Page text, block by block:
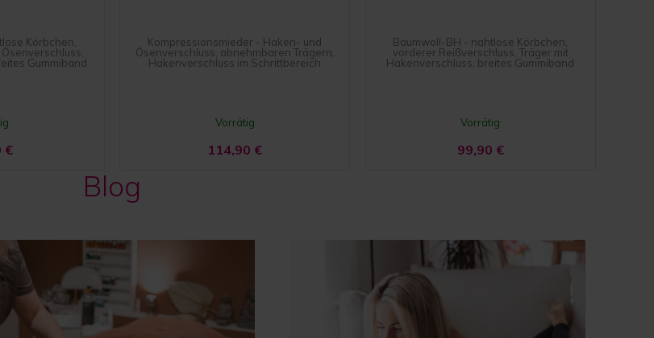
Körbchen,
Gummiband
€
Kompressionsmieder - Haken- und
Ösenverschluss, abnehmbaren Trägern,
Hakenverschluss im Schrittbereich
Vorrätig
114,90 €
Baumwoll-BH - nahtlose Körbchen,
vorderer Reißverschluss, Träger mit
Hakenverschluss, breites Gummiband
Vorrätig
99,90 €
Blog